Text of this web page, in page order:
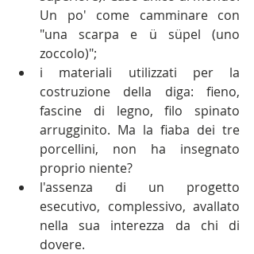
Un po' come camminare con
"una scarpa e ü süpel (uno
zoccolo)";
i materiali utilizzati per la
costruzione della diga: fieno,
fascine di legno, filo spinato
arrugginito. Ma la fiaba dei tre
porcellini, non ha insegnato
proprio niente?
l'assenza di un progetto
esecutivo, complessivo, avallato
nella sua interezza da chi di
dovere.